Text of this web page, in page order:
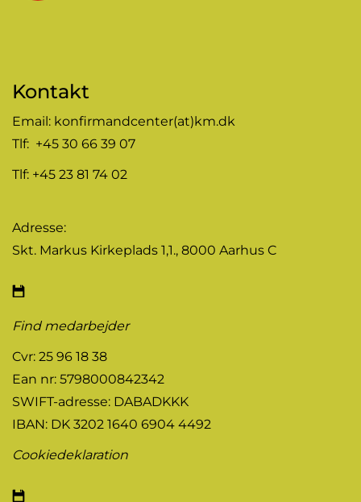
Kontakt
Email: konfirmandcenter(at)km.dk
Tlf: +45 30 66 39 07
Tlf: +45 23 81 74 02
Adresse:
Skt. Markus Kirkeplads 1,1., 8000 Aarhus C
Find medarbejder
Cvr: 25 96 18 38
Ean nr: 5798000842342
SWIFT-adresse: DABADKKK
IBAN: DK 3202 1640 6904 4492
Cookiedeklaration